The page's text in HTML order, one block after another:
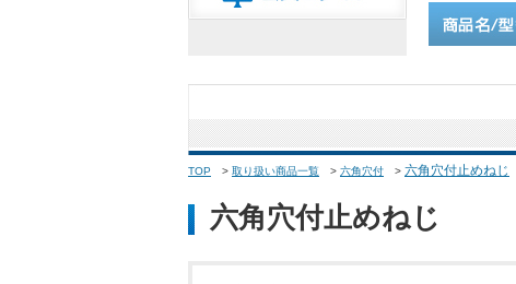
TOP > 取り扱い商品一覧 > 六角穴付 > 六角穴付止めねじ
六角穴付止めねじ